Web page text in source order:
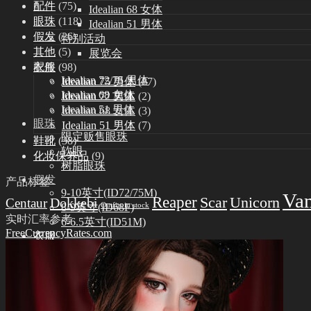
Idealian 68 女体
Idealian 51 男体
特别活动
展览会
配件
Idealian 72/75 男体
Idealian 68 女体
Idealian 51 男体
眼珠
限定贩售眼珠
软眼
树脂眼珠
假发
9-10英寸(ID72/75M)
8-9英寸(ID68F)
6-6.5英寸(ID51M)
衣服
Idealian 75 男体
Idealian 72 男体
Idealian 68 女体
Idealian 51 男体
配件 (75)
眼珠 (118)
假发 (26)
其他 (5)
衣服 (98)
Idealian 75 男体 (87)
Idealian 72 男体 (2)
Idealian 68 女体 (3)
Idealian 51 男体 (7)
鞋靴 (38)
化妆保养品 (9)
产品标签
CentaurDokkebi Outfits in stock Reaper ScarUnicorn
实时汇率参考
FreeCurrencyRates.com